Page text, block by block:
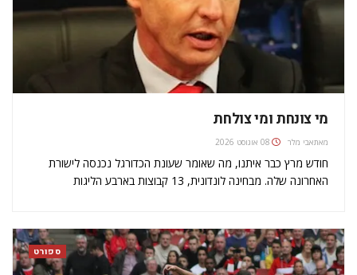
מי צונחת ומי צולחת
מאתאבי מלר 08 אוגוסט 2026
חודש מרץ כבר איתנו, מה שאומר שעונת הכדורגל נכנסה לישורת
האחרונה שלה. מבחינה לונדונית, 13 קבוצות בארבע הליגות
הפיניש תמונת…
ספורט